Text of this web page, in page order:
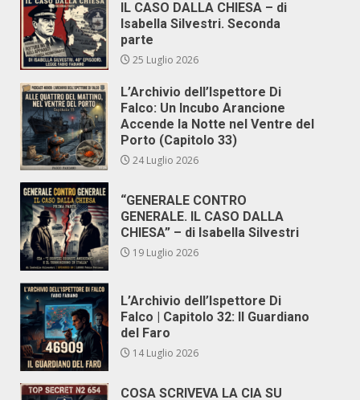
IL CASO DALLA CHIESA – di
Isabella Silvestri. Seconda
parte
25 Luglio 2026
L’Archivio dell’Ispettore Di
Falco: Un Incubo Arancione
Accende la Notte nel Ventre del
Porto (Capitolo 33)
24 Luglio 2026
“GENERALE CONTRO
GENERALE. IL CASO DALLA
CHIESA” – di Isabella Silvestri
19 Luglio 2026
L’Archivio dell’Ispettore Di
Falco | Capitolo 32: Il Guardiano
del Faro
14 Luglio 2026
COSA SCRIVEVA LA CIA SU